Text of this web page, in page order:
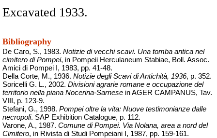
Excavated 1933.
Bibliography
De Caro, S., 1983. Notizie di vecchi scavi. Una tomba antica nel
cimitero di Pompei, in Pompeii Herculaneum Stabiae, Boll . Assoc.
Amici di Pompei I, 1983, pp. 41-48.
Della Corte, M., 1936. Notizie degli Scavi di Antichità, 1936, p. 352.
Soricelli G. L., 2002. Divisioni agrarie romane e occupazione del
territorio nella piana Nocerina-Sarnese in AGER CAMPANUS, Tav.
VIII, p. 123-9.
Stefani, G., 1998. Pompei oltre la vita: Nuove testimonianze dalle
necropoli. SAP Exhibition Catalogue, p. 112.
Varone, A., 1987. Comune di Pompei. Via Nolana, area a nord del
Cimitero, in Rivista di Studi Pompeiani I, 1987, pp. 159-161.